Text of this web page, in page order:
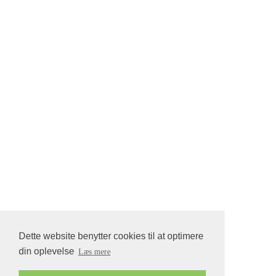
Dette website benytter cookies til at optimere
din oplevelse Læs mere